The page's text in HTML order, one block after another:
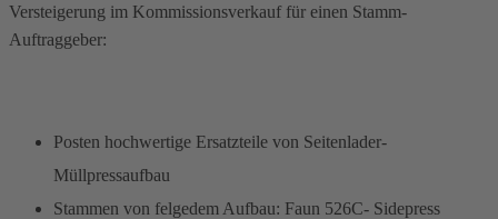
Versteigerung im Kommissionsverkauf für einen Stamm-
Auftraggeber:
Posten hochwertige Ersatzteile von Seitenlader-
Müllpressaufbau
Stammen von felgedem Aufbau: Faun 526C- Sidepress